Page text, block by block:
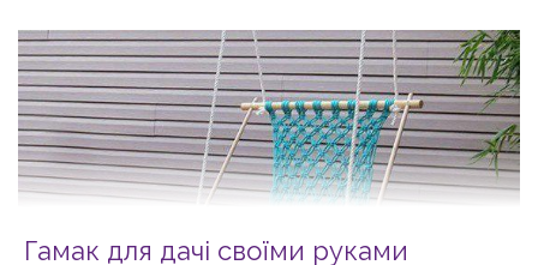
Гамак для дачі своїми руками